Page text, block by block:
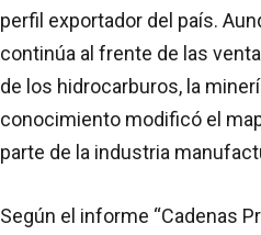
perfil exportador del país.
continúa al frente de las
de los hidrocarburos, la
conocimiento modificó el
parte de la industria
Según el informe “Cadenas